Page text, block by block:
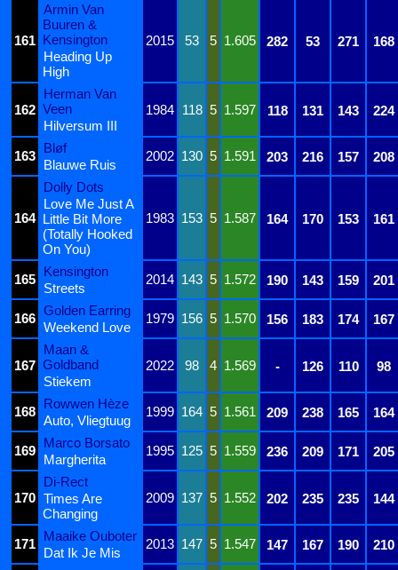
161
Armin Van
Buuren &
Kensington
2015 53 5 1.605 282 53 271
168
Heading Up
High
162
Herman Van
Veen
1984 118 5 1.597 118 131 143
224
Hilversum III
163
Bløf
2002 130 5 1.591 203 216 157 208
Blauwe Ruis
164
Dolly Dots
1983 153 5 1.587 164 170 153 161
Love Me Just A
Little Bit More
(Totally Hooked
On You)
165
Kensington
2014 143 5 1.572 190 143 159 201
Streets
166
Golden Earring
1979 156 5 1.570 156 183 174 167
Weekend Love
167
Maan &
Goldband
2022 98 4 1.569 - 126 110
98
Stiekem
168
Rowwen Hèze
1999 164 5 1.561 209 238 165 164
Auto, Vliegtuug
169
Marco Borsato
1995 125 5 1.559 236 209 171 205
Margherita
170
Di-Rect
2009 137 5 1.552 202 235 235 144
Times Are
Changing
171
Maaike Ouboter
2013 147 5 1.547 147 167 190 210
Dat Ik Je Mis